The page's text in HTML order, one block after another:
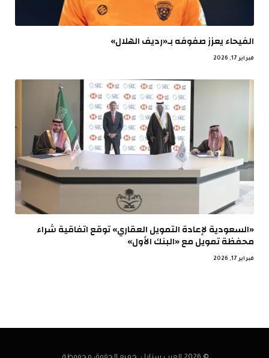
الفيحاء يعزز صفوفه بـ«رديف الهلال»
فبراير 17, 2026
«السعودية لإعادة التمويل العقاري» توقع اتفاقية شراء
محفظة تمويل مع «البنك الأول»
فبراير 17, 2026